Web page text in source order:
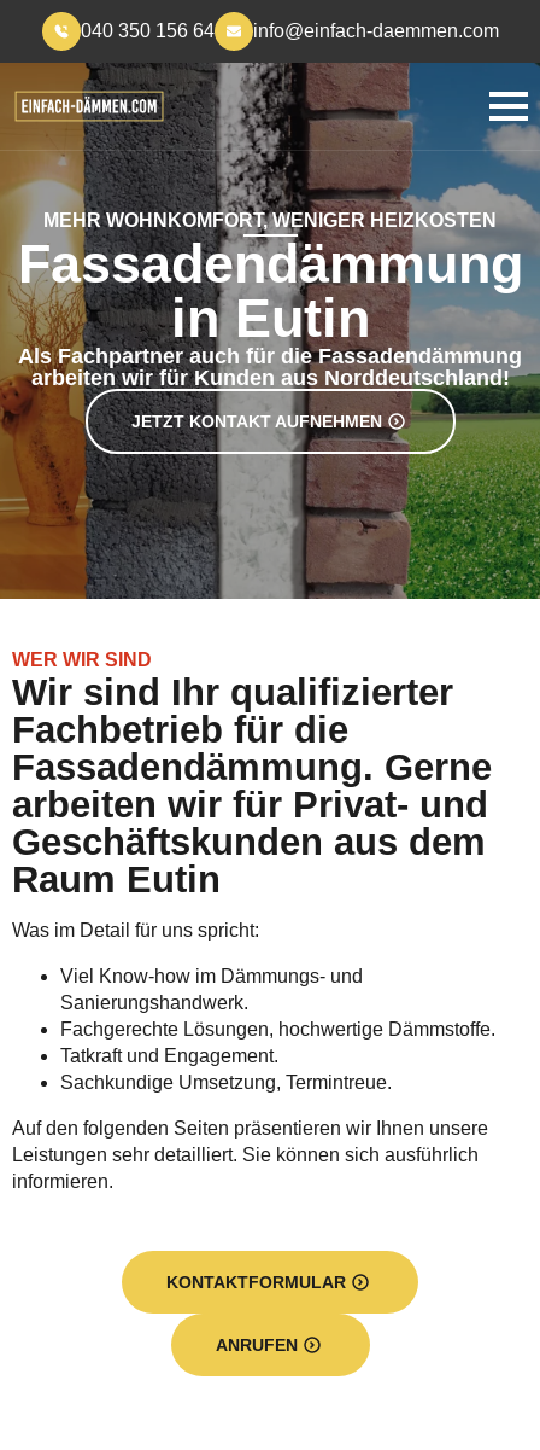
040 350 156 64 info@einfach-daemmen.com
MEHR WOHNKOMFORT, WENIGER HEIZKOSTEN
Fassadendämmung
in Eutin
Als Fachpartner auch für die Fassadendämmung
arbeiten wir für Kunden aus Norddeutschland!
JETZT KONTAKT AUFNEHMEN
WER WIR SIND
Wir sind Ihr qualifizierter
Fachbetrieb für die
Fassadendämmung. Gerne
arbeiten wir für Privat- und
Geschäftskunden aus dem
Raum Eutin
Was im Detail für uns spricht:
Viel Know-how im Dämmungs- und
Sanierungshandwerk.
Fachgerechte Lösungen, hochwertige Dämmstoffe.
Tatkraft und Engagement.
Sachkundige Umsetzung, Termintreue.
Auf den folgenden Seiten präsentieren wir Ihnen unsere
Leistungen sehr detailliert. Sie können sich ausführlich
informieren.
KONTAKTFORMULAR
ANRUFEN